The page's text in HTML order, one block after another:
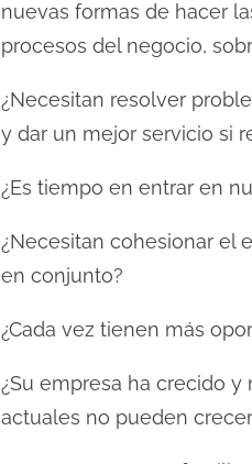
e
l
e
n
r
d
a
nuevas formas de hacer
procesos del negocio,
¿Necesitan resolver
y dar un mejor servicio si
¿Es tiempo en entrar en
¿Necesitan cohesionar el
en conjunto?
¿Cada vez tienen más
¿Su empresa ha crecido
actuales no pueden